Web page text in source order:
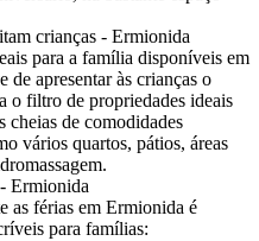
crianças - Ermionida
para a família disponíveis em
de apresentar às crianças o
o filtro de propriedades ideais
cheias de comodidades
vários quartos, pátios, áreas
Ermionida
as férias em Ermionida é
para famílias: